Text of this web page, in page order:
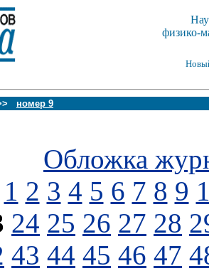
физико-
номер 9
Обложка
1 2 3 4 5 6 7 8 9
24 25 26 27 28
43 44 45 46 47